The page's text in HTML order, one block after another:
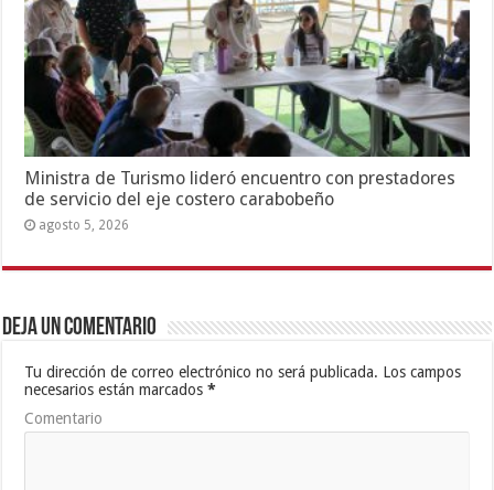
Ministra de Turismo lideró encuentro con prestadores
de servicio del eje costero carabobeño
agosto 5, 2026
Deja un comentario
Tu dirección de correo electrónico no será publicada. Los campos
necesarios están marcados*
Comentario